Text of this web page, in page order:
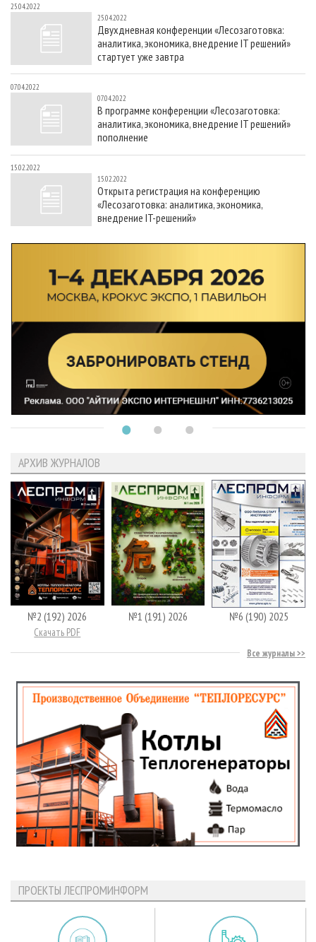
25.04.2022
25.04.2022
Двухдневная конференции «Лесозаготовка:
аналитика, экономика, внедрение IT решений»
стартует уже завтра
07.04.2022
07.04.2022
В программе конференции «Лесозаготовка:
аналитика, экономика, внедрение IT решений»
пополнение
15.02.2022
15.02.2022
Открыта регистрация на конференцию
«Лесозаготовка: аналитика, экономика,
внедрение IT-решений»
АРХИВ ЖУРНАЛОВ
№2 (192) 2026
Скачать PDF
№1 (191) 2026 №6 (190) 2025
Все журналы
ПРОЕКТЫ ЛЕСПРОМИНФОРМ